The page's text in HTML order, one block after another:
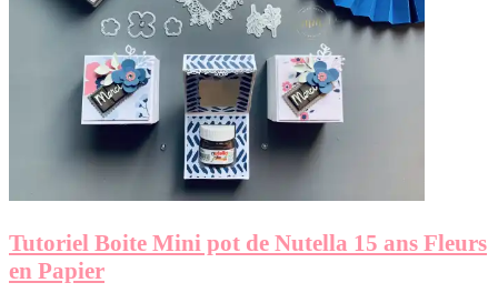
Tutoriel Boite Mini pot de Nutella 15 ans Fleurs
en Papier